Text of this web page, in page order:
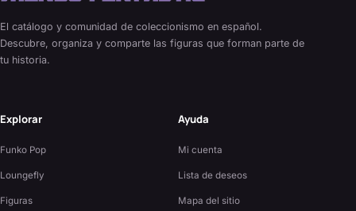
El catálogo y comunidad de coleccionismo en español.
Descubre, organiza y comparte las figuras que forman parte de
tu historia.
Explorar
Funko Pop
Loungefly
Figuras
Ayuda
Mi cuenta
Lista de deseos
Mapa del sitio